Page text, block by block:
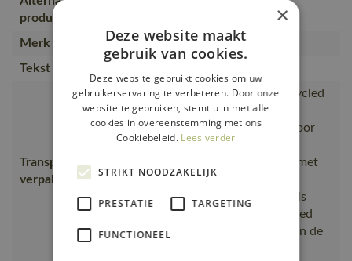
producten
Merk
MASCOT®
Tekst usp
Transport en
verpakking
is gemaakt van of bevat gerecycled
materiaal, Van productie naar
magazijnen getransporteerd door
transportpartners met ISO
14001;Vervoerd in zendingen met
maximale benutting van de
ruimte;De productverpakking is
gemaakt van of bevat gerecycled
materiaal;De verpakking waarin de
×
Deze website maakt
gebruik van cookies.
Deze website gebruikt cookies om uw
gebruikerservaring te verbeteren. Door onze
website te gebruiken, stemt u in met alle
cookies in overeenstemming met ons
Cookiebeleid. Lees verder
STRIKT NOODZAKELIJK
PRESTATIE TARGETING
FUNCTIONEEL